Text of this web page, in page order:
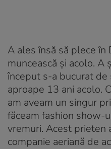
A ales însă să plece în
muncească și acolo. A
început s-a bucurat de
aproape 13 ani acolo.
am aveam un singur
făceam fashion show-
vremuri. Acest prieten
companie aeriană de